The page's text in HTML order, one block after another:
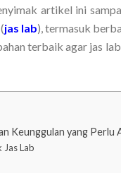
artikel ini
jas lab), termasuk
terbaik agar jas
Keunggulan yang Perlu
Jas Lab